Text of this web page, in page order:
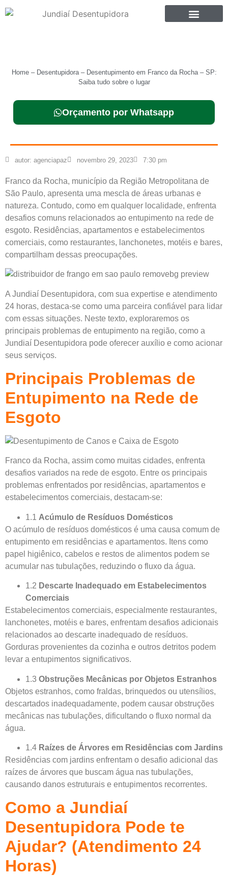
Home– Desentupidora– Desentupimento em Franco da Rocha – SP:
Saiba tudo sobre o lugar
Orçamento por Whatsapp
autor: agenciapaz novembro 29, 2023 7:30 pm
Franco da Rocha, município da Região Metropolitana de
São Paulo, apresenta uma mescla de áreas urbanas e
natureza. Contudo, como em qualquer localidade, enfrenta
desafios comuns relacionados ao entupimento na rede de
esgoto. Residências, apartamentos e estabelecimentos
comerciais, como restaurantes, lanchonetes, motéis e bares,
compartilham dessas preocupações.
A Jundiaí Desentupidora, com sua expertise e atendimento
24 horas, destaca-se como uma parceira confiável para lidar
com essas situações. Neste texto, exploraremos os
principais problemas de entupimento na região, como a
Jundiaí Desentupidora pode oferecer auxílio e como acionar
seus serviços.
Principais Problemas de
Entupimento na Rede de
Esgoto
Franco da Rocha, assim como muitas cidades, enfrenta
desafios variados na rede de esgoto. Entre os principais
problemas enfrentados por residências, apartamentos e
estabelecimentos comerciais, destacam-se:
1.1 Acúmulo de Resíduos Domésticos
O acúmulo de resíduos domésticos é uma causa comum de
entupimento em residências e apartamentos. Itens como
papel higiênico, cabelos e restos de alimentos podem se
acumular nas tubulações, reduzindo o fluxo da água.
1.2 Descarte Inadequado em Estabelecimentos
Comerciais
Estabelecimentos comerciais, especialmente restaurantes,
lanchonetes, motéis e bares, enfrentam desafios adicionais
relacionados ao descarte inadequado de resíduos.
Gorduras provenientes da cozinha e outros detritos podem
levar a entupimentos significativos.
1.3 Obstruções Mecânicas por Objetos Estranhos
Objetos estranhos, como fraldas, brinquedos ou utensílios,
descartados inadequadamente, podem causar obstruções
mecânicas nas tubulações, dificultando o fluxo normal da
água.
1.4 Raízes de Árvores em Residências com Jardins
Residências com jardins enfrentam o desafio adicional das
raízes de árvores que buscam água nas tubulações,
causando danos estruturais e entupimentos recorrentes.
Como a Jundiaí
Desentupidora Pode te
Ajudar? (Atendimento 24
Horas)